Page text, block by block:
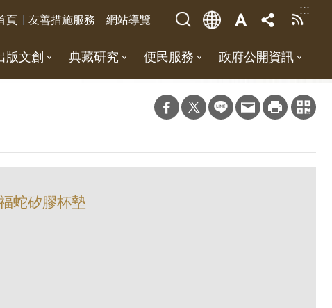
:::
頁 友善措施服務 網站導覽
版文創 典藏研究 便民服務 政府公開資訊
蛇矽膠杯墊